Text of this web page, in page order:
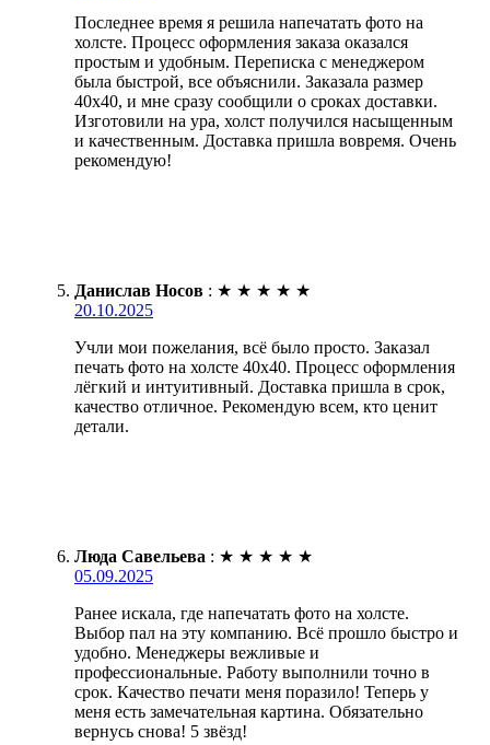
Последнее время я решила напечатать фото на
холсте. Процесс оформления заказа оказался
простым и удобным. Переписка с менеджером
была быстрой, все объяснили. Заказала размер
40х40, и мне сразу сообщили о сроках доставки.
Изготовили на ура, холст получился насыщенным
и качественным. Доставка пришла вовремя. Очень
рекомендую!
Данислав Носов : ★ ★ ★ ★ ★
20.10.2025
Учли мои пожелания, всё было просто. Заказал
печать фото на холсте 40х40. Процесс оформления
лёгкий и интуитивный. Доставка пришла в срок,
качество отличное. Рекомендую всем, кто ценит
детали.
Люда Савельева : ★ ★ ★ ★ ★
05.09.2025
Ранее искала, где напечатать фото на холсте.
Выбор пал на эту компанию. Всё прошло быстро и
удобно. Менеджеры вежливые и
профессиональные. Работу выполнили точно в
срок. Качество печати меня поразило! Теперь у
меня есть замечательная картина. Обязательно
вернусь снова! 5 звёзд!